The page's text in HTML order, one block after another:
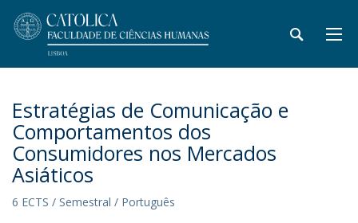
Estratégias de Comunicação e
Comportamentos dos
Consumidores nos Mercados
Asiáticos
6 ECTS / Semestral / Português